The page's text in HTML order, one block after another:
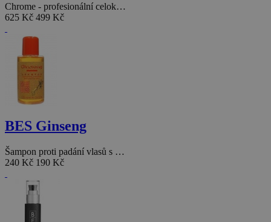
Chrome - profesionální celok…
625 Kč 499 Kč
BES Ginseng
Šampon proti padání vlasů s …
240 Kč 190 Kč